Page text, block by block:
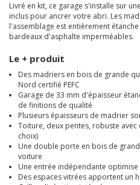
Livré en kit, ce garage s'installe sur
inclus pour ancrer votre abri. Les
l'assemblage est entièrement
bardeaux d'asphalte imperméables.
Le + produit
Des madriers en bois de grande
Nord certifié PEFC
Garage de 33 mm d'épaisseur
de finitions de qualité
Plusieurs épaisseurs de madrier
Toiture, deux pentes, robuste
choix)
Une double porte en bois de
voiture
Une entrée indépendante
Des espaces vitrées apportent un